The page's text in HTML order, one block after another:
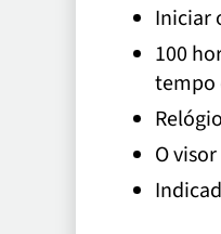
Iniciar
100
tempo
O